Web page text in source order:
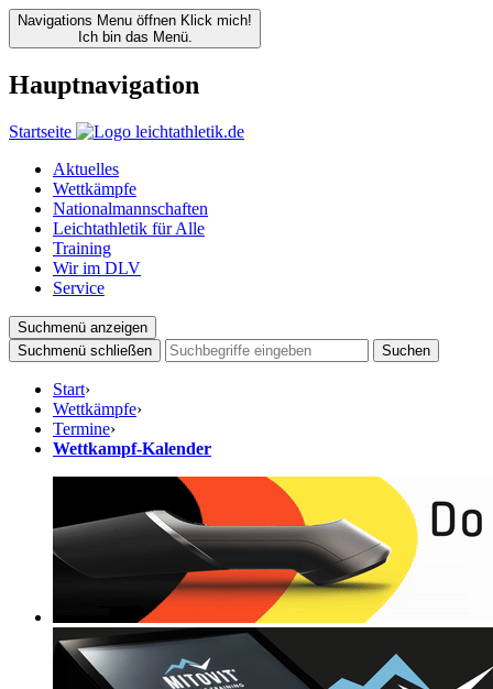
Navigations Menu öffnen Klick mich!
Ich bin das Menü.
Hauptnavigation
Startseite
Aktuelles
Wettkämpfe
Nationalmannschaften
Leichtathletik für Alle
Training
Wir im DLV
Service
Suchmenü anzeigen
Suchmenü schließen
Suchen
Start›
Wettkämpfe›
Termine›
Wettkampf-Kalender